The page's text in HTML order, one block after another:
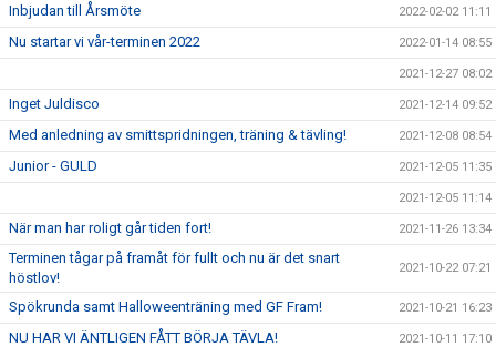
Inbjudan till Årsmöte 2022-02-02 11:11
Nu startar vi vår-terminen 2022 2022-01-14 08:55
2021-12-27 08:02
Inget Juldisco 2021-12-14 09:52
Med anledning av smittspridningen, träning & tävling! 2021-12-08 08:54
Junior - GULD 2021-12-05 11:35
2021-12-05 11:14
När man har roligt går tiden fort! 2021-11-26 13:34
Terminen tågar på framåt för fullt och nu är det snart
höstlov!
2021-10-22 07:21
Spökrunda samt Halloweenträning med GF Fram! 2021-10-21 16:23
NU HAR VI ÄNTLIGEN FÅTT BÖRJA TÄVLA! 2021-10-11 17:10